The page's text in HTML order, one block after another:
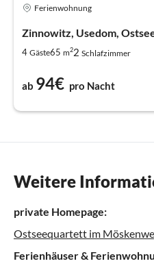
Ferienwohnung
Zinnowitz, Usedom,
4 Gäste65 m22 Schlafzimmer
ab 94€ pro Nacht
Weitere
private Homepage:
Ostseequartett im
Ferienhäuser &